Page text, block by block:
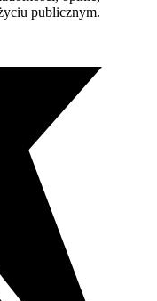
publicznym.